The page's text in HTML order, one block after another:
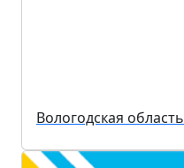
Вологодская область